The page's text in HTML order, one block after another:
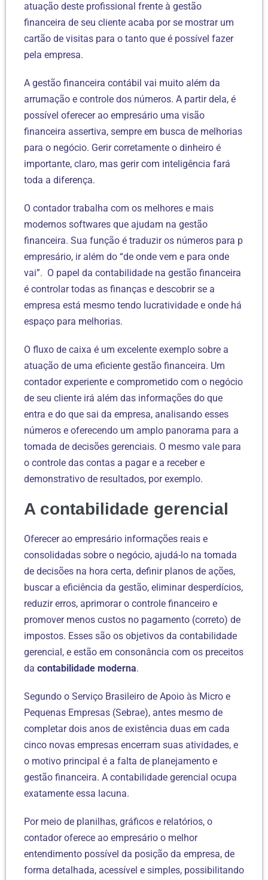
atuação deste profissional frente à gestão
financeira de seu cliente acaba por se mostrar um
cartão de visitas para o tanto que é possível fazer
pela empresa.
A gestão financeira contábil vai muito além da
arrumação e controle dos números. A partir dela, é
possível oferecer ao empresário uma visão
financeira assertiva, sempre em busca de melhorias
para o negócio. Gerir corretamente o dinheiro é
importante, claro, mas gerir com inteligência fará
toda a diferença.
O contador trabalha com os melhores e mais
modernos softwares que ajudam na gestão
financeira. Sua função é traduzir os números para p
empresário, ir além do “de onde vem e para onde
vai”. O papel da contabilidade na gestão financeira
é controlar todas as finanças e descobrir se a
empresa está mesmo tendo lucratividade e onde há
espaço para melhorias.
O fluxo de caixa é um excelente exemplo sobre a
atuação de uma eficiente gestão financeira. Um
contador experiente e comprometido com o negócio
de seu cliente irá além das informações do que
entra e do que sai da empresa, analisando esses
números e oferecendo um amplo panorama para a
tomada de decisões gerenciais. O mesmo vale para
o controle das contas a pagar e a receber e
demonstrativo de resultados, por exemplo.
A contabilidade gerencial
Oferecer ao empresário informações reais e
consolidadas sobre o negócio, ajudá-lo na tomada
de decisões na hora certa, definir planos de ações,
buscar a eficiência da gestão, eliminar desperdícios,
reduzir erros, aprimorar o controle financeiro e
promover menos custos no pagamento (correto) de
impostos. Esses são os objetivos da contabilidade
gerencial, e estão em consonância com os preceitos
da contabilidade moderna.
Segundo o Serviço Brasileiro de Apoio às Micro e
Pequenas Empresas (Sebrae), antes mesmo de
completar dois anos de existência duas em cada
cinco novas empresas encerram suas atividades, e
o motivo principal é a falta de planejamento e
gestão financeira. A contabilidade gerencial ocupa
exatamente essa lacuna.
Por meio de planilhas, gráficos e relatórios, o
contador oferece ao empresário o melhor
entendimento possível da posição da empresa, de
forma detalhada, acessível e simples, possibilitando